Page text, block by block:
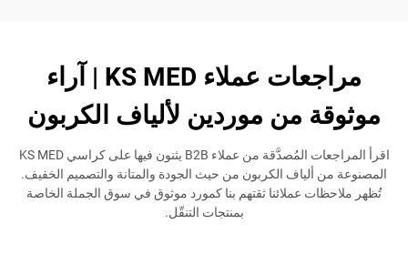
مراجعات عملاء KS MED | آراء
من موردين لألياف الكربون
اقرأ المراجعات المُصدَّقة من عملاء B2B يثنون فيها على كراسي KS MED
ألياف الكربون من حيث الجودة والمتانة والتصميم الخفيف.
عملائنا ثقتهم بنا كمورد موثوق في سوق الجملة الخاصة